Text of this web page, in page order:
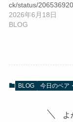
ck/status/
2026年6月18日
BLOG
BLOG 今日のベア